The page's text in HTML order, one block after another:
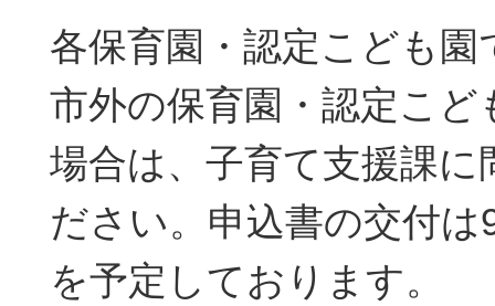
各保育園・認定こども園
市外の保育園・認定こど
場合は、子育て支援課に
ださい。申込書の交付
を予定しております。